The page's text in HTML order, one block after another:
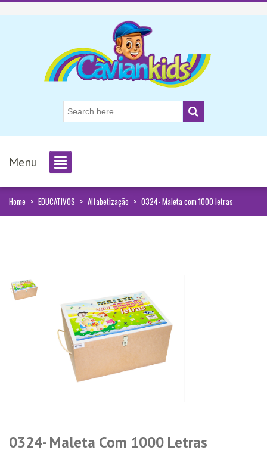
Menu
Home > EDUCATIVOS > Alfabetização > 0324- Maleta com 1000 letras
0324- Maleta Com 1000 Letras